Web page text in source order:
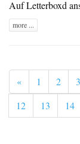
Auf Letterboxd
more ...
« 1 2 3
12 13 14